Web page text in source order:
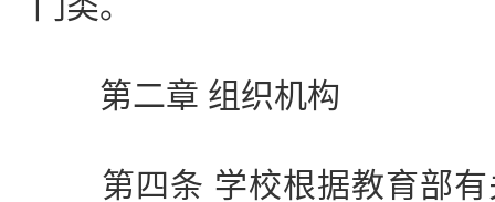
第二章 组织机构
第四条 学校根据教育部有